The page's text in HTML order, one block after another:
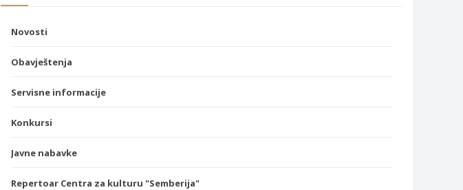
Novosti
Obavještenja
Servisne informacije
Konkursi
Javne nabavke
Repertoar Centra za kulturu "Semberija"